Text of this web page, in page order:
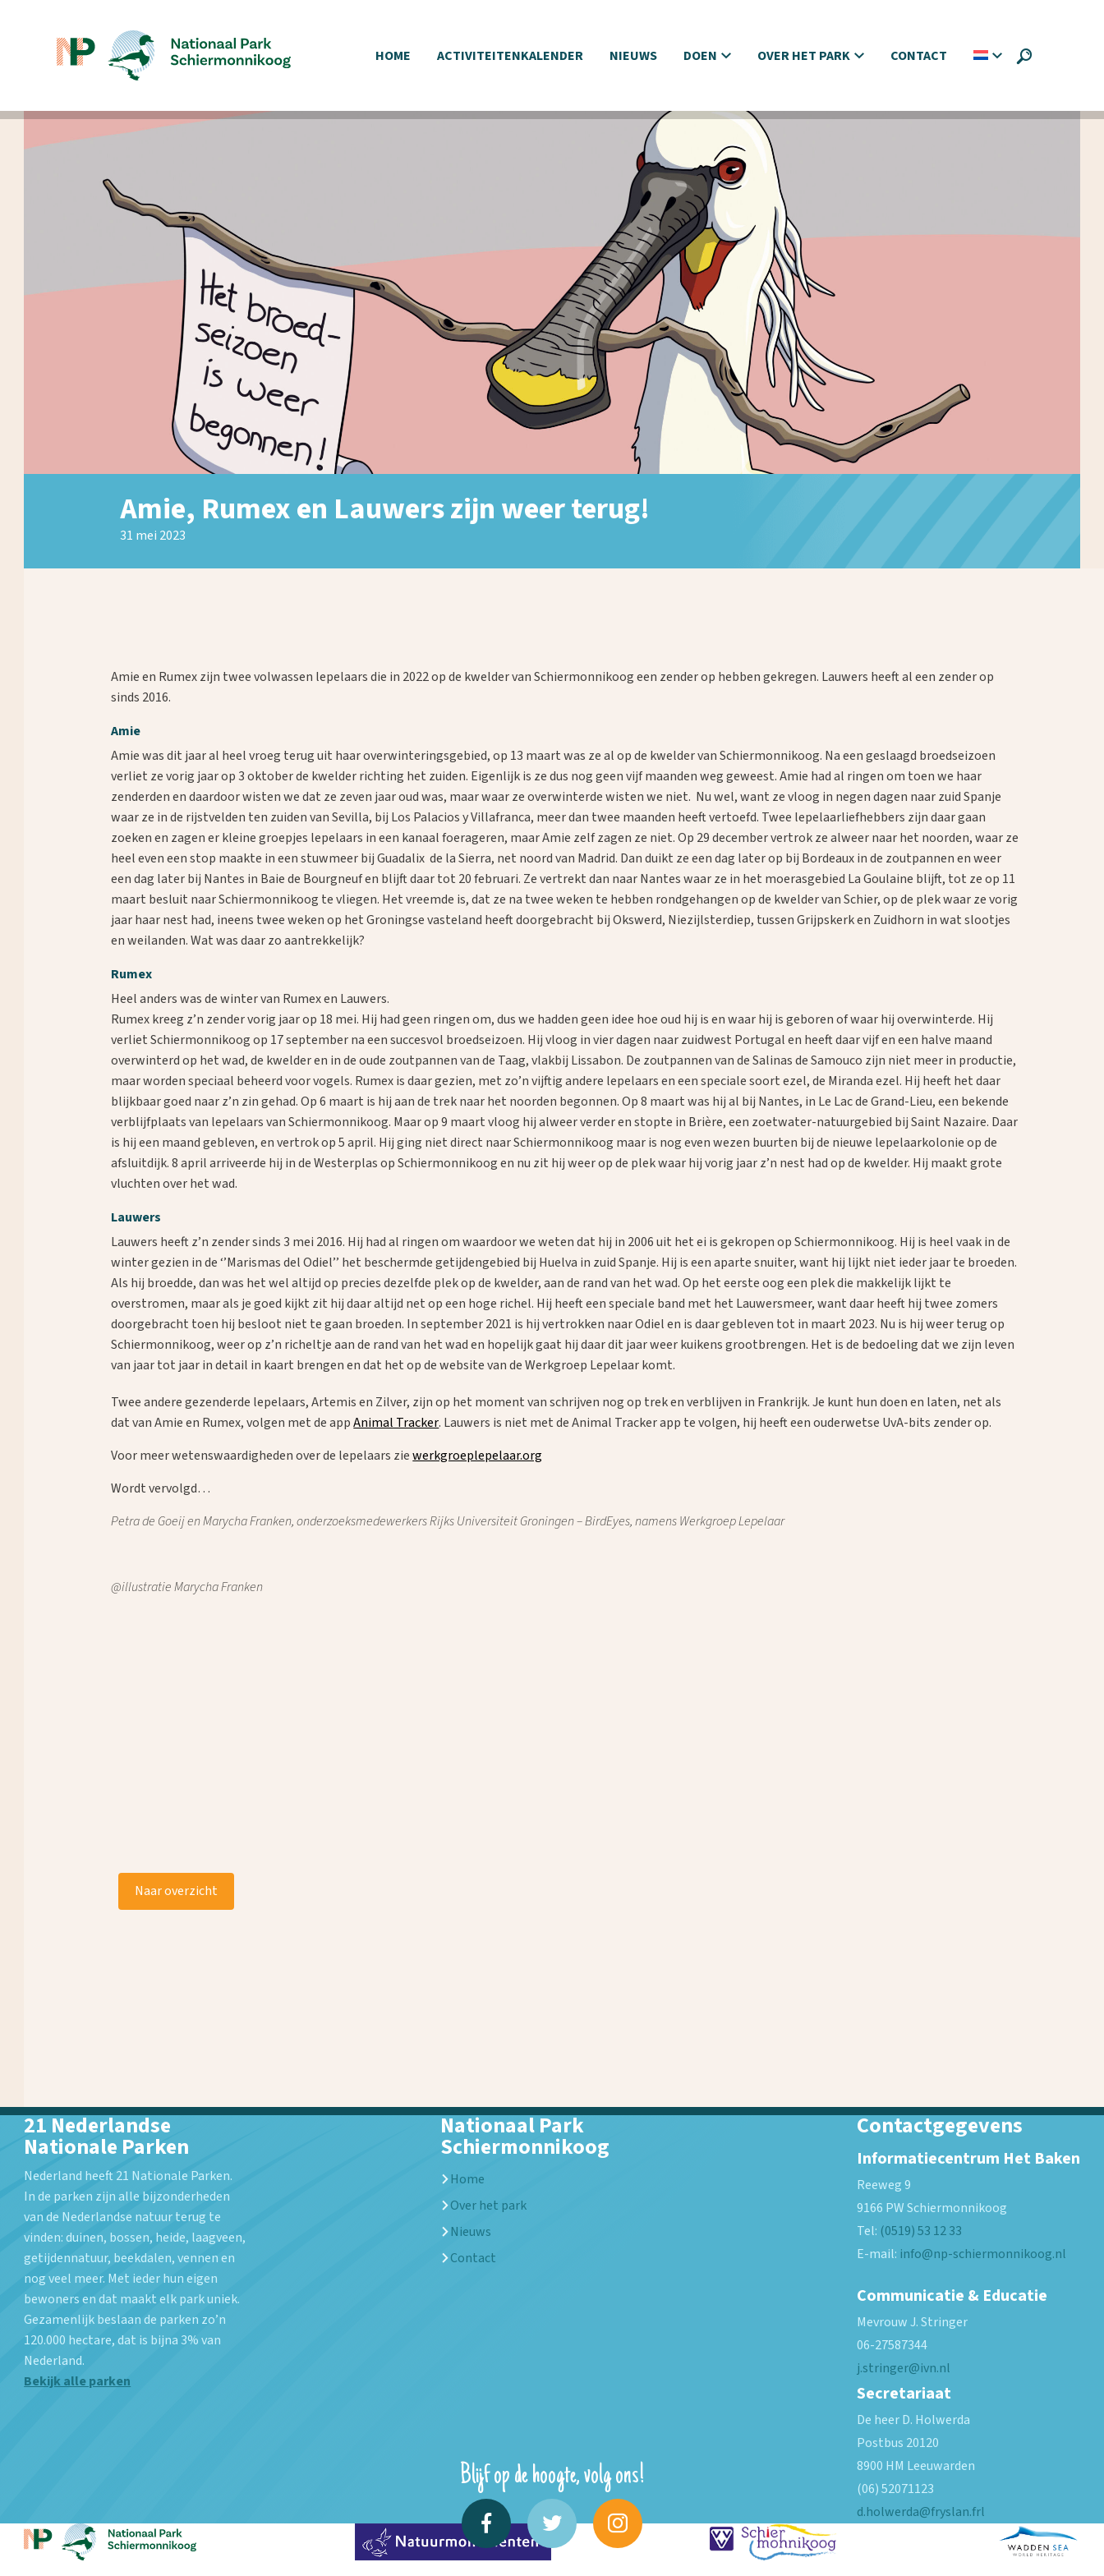
HOME ACTIVITEITENKALENDER NIEUWS DOEN OVER HET PARK CONTACT
Waar ben je naar op zoek?
Amie, Rumex en Lauwers zijn weer terug!
31 mei 2023
Amie en Rumex zijn twee volwassen lepelaars die in 2022 op de kwelder van Schiermonnikoog een zender op hebben gekregen. Lauwers heeft al een zender op
sinds 2016.
Amie
Amie was dit jaar al heel vroeg terug uit haar overwinteringsgebied, op 13 maart was ze al op de kwelder van Schiermonnikoog. Na een geslaagd broedseizoen
verliet ze vorig jaar op 3 oktober de kwelder richting het zuiden. Eigenlijk is ze dus nog geen vijf maanden weg geweest. Amie had al ringen om toen we haar
zenderden en daardoor wisten we dat ze zeven jaar oud was, maar waar ze overwinterde wisten we niet. Nu wel, want ze vloog in negen dagen naar zuid Spanje
waar ze in de rijstvelden ten zuiden van Sevilla, bij Los Palacios y Villafranca, meer dan twee maanden heeft vertoefd. Twee lepelaarliefhebbers zijn daar gaan
zoeken en zagen er kleine groepjes lepelaars in een kanaal foerageren, maar Amie zelf zagen ze niet. Op 29 december vertrok ze alweer naar het noorden, waar ze
heel even een stop maakte in een stuwmeer bij Guadalix de la Sierra, net noord van Madrid. Dan duikt ze een dag later op bij Bordeaux in de zoutpannen en weer
een dag later bij Nantes in Baie de Bourgneuf en blijft daar tot 20 februari. Ze vertrekt dan naar Nantes waar ze in het moerasgebied La Goulaine blijft, tot ze op 11
maart besluit naar Schiermonnikoog te vliegen. Het vreemde is, dat ze na twee weken te hebben rondgehangen op de kwelder van Schier, op de plek waar ze vorig
jaar haar nest had, ineens twee weken op het Groningse vasteland heeft doorgebracht bij Okswerd, Niezijlsterdiep, tussen Grijpskerk en Zuidhorn in wat slootjes
en weilanden. Wat was daar zo aantrekkelijk?
Rumex
Heel anders was de winter van Rumex en Lauwers.
Rumex kreeg z’n zender vorig jaar op 18 mei. Hij had geen ringen om, dus we hadden geen idee hoe oud hij is en waar hij is geboren of waar hij overwinterde. Hij
verliet Schiermonnikoog op 17 september na een succesvol broedseizoen. Hij vloog in vier dagen naar zuidwest Portugal en heeft daar vijf en een halve maand
overwinterd op het wad, de kwelder en in de oude zoutpannen van de Taag, vlakbij Lissabon. De zoutpannen van de Salinas de Samouco zijn niet meer in productie,
maar worden speciaal beheerd voor vogels. Rumex is daar gezien, met zo’n vijftig andere lepelaars en een speciale soort ezel, de Miranda ezel. Hij heeft het daar
blijkbaar goed naar z’n zin gehad. Op 6 maart is hij aan de trek naar het noorden begonnen. Op 8 maart was hij al bij Nantes, in Le Lac de Grand-Lieu, een bekende
verblijfplaats van lepelaars van Schiermonnikoog. Maar op 9 maart vloog hij alweer verder en stopte in Brière, een zoetwater-natuurgebied bij Saint Nazaire. Daar
is hij een maand gebleven, en vertrok op 5 april. Hij ging niet direct naar Schiermonnikoog maar is nog even wezen buurten bij de nieuwe lepelaarkolonie op de
afsluitdijk. 8 april arriveerde hij in de Westerplas op Schiermonnikoog en nu zit hij weer op de plek waar hij vorig jaar z’n nest had op de kwelder. Hij maakt grote
vluchten over het wad.
Lauwers
Lauwers heeft z’n zender sinds 3 mei 2016. Hij had al ringen om waardoor we weten dat hij in 2006 uit het ei is gekropen op Schiermonnikoog. Hij is heel vaak in de
winter gezien in de ‘’Marismas del Odiel’’ het beschermde getijdengebied bij Huelva in zuid Spanje. Hij is een aparte snuiter, want hij lijkt niet ieder jaar te broeden.
Als hij broedde, dan was het wel altijd op precies dezelfde plek op de kwelder, aan de rand van het wad. Op het eerste oog een plek die makkelijk lijkt te
overstromen, maar als je goed kijkt zit hij daar altijd net op een hoge richel. Hij heeft een speciale band met het Lauwersmeer, want daar heeft hij twee zomers
doorgebracht toen hij besloot niet te gaan broeden. In september 2021 is hij vertrokken naar Odiel en is daar gebleven tot in maart 2023. Nu is hij weer terug op
Schiermonnikoog, weer op z’n richeltje aan de rand van het wad en hopelijk gaat hij daar dit jaar weer kuikens grootbrengen. Het is de bedoeling dat we zijn leven
van jaar tot jaar in detail in kaart brengen en dat het op de website van de Werkgroep Lepelaar komt.
Twee andere gezenderde lepelaars, Artemis en Zilver, zijn op het moment van schrijven nog op trek en verblijven in Frankrijk. Je kunt hun doen en laten, net als
dat van Amie en Rumex, volgen met de appAnimal Tracker. Lauwers is niet met de Animal Tracker app te volgen, hij heeft een ouderwetse UvA-bits zender op.
Voor meer wetenswaardigheden over de lepelaars ziewerkgroeplepelaar.org
Wordt vervolgd…
Petra de Goeij en Marycha Franken,onderzoeksmedewerkers Rijks Universiteit Groningen – BirdEyes, namens Werkgroep Lepelaar
@illustratie Marycha Franken
Naar overzicht
Blijf op de hoogte, volg ons!
21 Nederlandse
Nationale Parken
Nederland heeft 21 Nationale Parken.
In de parken zijn alle bijzonderheden
van de Nederlandse natuur terug te
vinden: duinen, bossen, heide, laagveen,
getijdennatuur, beekdalen, vennen en
nog veel meer. Met ieder hun eigen
bewoners en dat maakt elk park uniek.
Gezamenlijk beslaan de parken zo’n
120.000 hectare, dat is bijna 3% van
Nederland.
Bekijk alle parken
Nationaal Park
Schiermonnikoog
Home
Over het park
Nieuws
Contact
Contactgegevens
Informatiecentrum Het Baken
Reeweg 9
9166 PWSchiermonnikoog
Tel: (0519) 53 12 33
E-mail: info@np-schiermonnikoog.nl
Communicatie & Educatie
Mevrouw J. Stringer
06-27587344
j.stringer@ivn.nl
Secretariaat
De heer D. Holwerda
Postbus 20120
8900 HM Leeuwarden
(06) 52071123
d.holwerda@fryslan.frl